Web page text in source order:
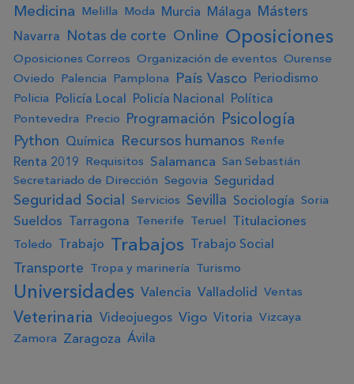
Medicina Melilla Moda Murcia Málaga Másters
Navarra Notas de corte Online Oposiciones
Oposiciones Correos Organización de eventos Ourense
Oviedo Palencia Pamplona País Vasco Periodismo
Policia Policía Local Policía Nacional Política
Pontevedra Precio Programación Psicología
Python Química Recursos humanos Renfe
Renta 2019 Requisitos Salamanca San Sebastián
Secretariado de Dirección Segovia Seguridad
Seguridad Social Servicios Sevilla Sociología Soria
Sueldos Tarragona Tenerife Teruel Titulaciones
Toledo Trabajo Trabajos Trabajo Social
Transporte Tropa y marinería Turismo
Universidades Valencia Valladolid Ventas
Veterinaria Videojuegos Vigo Vitoria Vizcaya
Zamora Zaragoza Ávila